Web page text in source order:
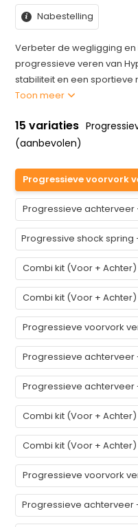
Nabestelling
Verbeter de wegligging
progressieve veren van
stabiliteit en een sportieve
Toon meer
15 variaties
(aanbevolen)
Progressieve voorvork
Progressieve achterveer
Progressive shock
Combi kit (Voor +
Combi kit (Voor +
Progressieve voorvork
Progressieve achterveer
Progressieve achterveer
Combi kit (Voor + Achter)
Combi kit (Voor +
Progressieve voorvork
Progressieve achterveer